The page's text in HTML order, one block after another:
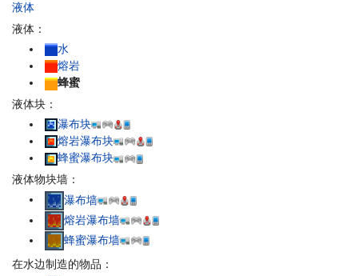
液体
液体：
水
熔岩
蜂蜜
液体块：
瀑布块
熔岩瀑布块
蜂蜜瀑布块
液体物块墙：
瀑布墙
熔岩瀑布墙
蜂蜜瀑布墙
在水边制造的物品：